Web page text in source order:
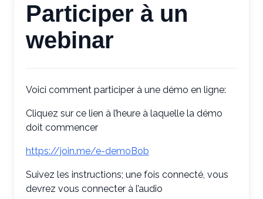
Participer à un
webinar
Voici comment participer à une démo en ligne:
Cliquez sur ce lien à l’heure à laquelle la démo
doit commencer
https://join.me/e-demoBob
Suivez les instructions; une fois connecté, vous
devrez vous connecter à l’audio